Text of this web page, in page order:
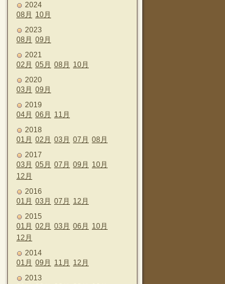
2024
08月
10月
2023
08月 09月
2021
02月 05月 08月
10月
2020
03月 09月
2019
04月 06月
11月
2018
01月 02月 03月 07月 08月
2017
03月 05月 07月 09月
10月
12月
2016
01月 03月 07月
12月
2015
01月 02月 03月 06月
10月
12月
2014
01月 09月 11月
12月
2013